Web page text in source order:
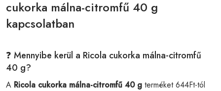
cukorka málna-citromfű 40 g
kapcsolatban
❓ Mennyibe kerül a Ricola cukorka málna-citromfű
40 g?
A Ricola cukorka málna-citromfű 40 g terméket 644Ft-tól